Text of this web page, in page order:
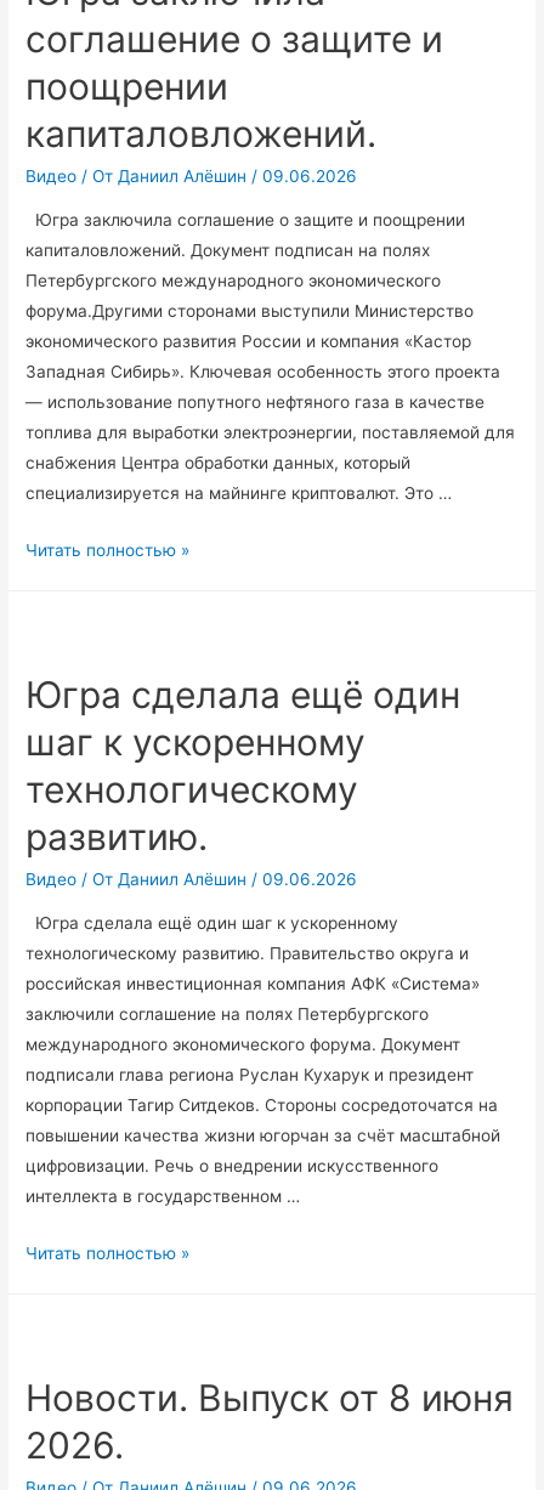
свой
проект
«Праздник
соглашение о защите и
поощрении
капиталовложений.
Видео / От Даниил Алёшин /09.06.2026
Югра заключила соглашение о защите и поощрении
капиталовложений. Документ подписан на полях
Петербургского международного экономического
форума.Другими сторонами выступили Министерство
экономического развития России и компания «Кастор
Западная Сибирь». Ключевая особенность этого проекта
— использование попутного нефтяного газа в качестве
топлива для выработки электроэнергии, поставляемой для
снабжения Центра обработки данных, который
специализируется на майнинге криптовалют. Это …
Югра
и
поощрении
капиталовложений.
Читать полностью »
Югра сделала ещё один
шаг к ускоренному
технологическому
развитию.
Видео / От Даниил Алёшин /09.06.2026
Югра сделала ещё один шаг к ускоренному
технологическому развитию. Правительство округа и
российская инвестиционная компания АФК «Система»
заключили соглашение на полях Петербургского
международного экономического форума. Документ
подписали глава региона Руслан Кухарук и президент
корпорации Тагир Ситдеков. Стороны сосредоточатся на
повышении качества жизни югорчан за счёт масштабной
цифровизации. Речь о внедрении искусственного
интеллекта в государственном …
Югра
к
ускоренному
технологическому
Читать полностью »
Новости. Выпуск от 8 июня
2026.